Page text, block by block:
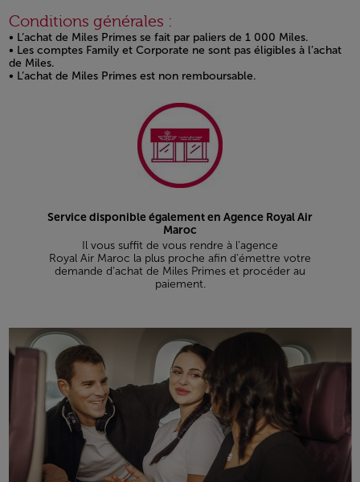
Conditions générales :
• L’achat de Miles Primes se fait par paliers de 1 000 Miles.
• Les comptes Family et Corporate ne sont pas éligibles à l’achat
de Miles.
• L’achat de Miles Primes est non remboursable.
Service disponible également en Agence Royal Air
Maroc
Il vous suffit de vous rendre à l’agence
Royal Air Maroc la plus proche afin d’émettre votre
demande d’achat de Miles Primes et procéder au
paiement.